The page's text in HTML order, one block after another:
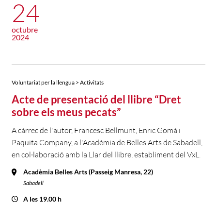
24
octubre
2024
Voluntariat per la llengua > Activitats
Acte de presentació del llibre “Dret
sobre els meus pecats”
A càrrec de l'autor, Francesc Bellmunt, Enric Gomà i
Paquita Company, a l'Acadèmia de Belles Arts de Sabadell,
en col·laboració amb la Llar del llibre, establiment del VxL.
Acadèmia Belles Arts (Passeig Manresa, 22)
Sabadell
A les 19.00 h